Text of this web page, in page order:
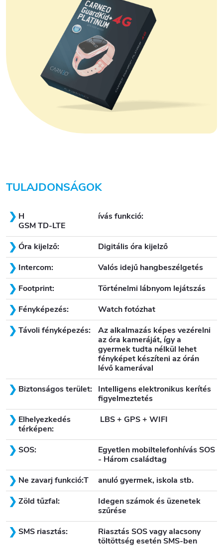
TULAJDONSÁGOK
H
ívás funkció:
GSM TD-LTE
Óra kijelző:
Digitális óra kijelző
Intercom:
Valós idejű hangbeszélgetés
Footprint:
Történelmi lábnyom lejátszás
Fényképezés:
Watch fotózhat
Távoli fényképezés:
Az alkalmazás képes vezérelni
az óra kameráját, így a
gyermek tudta nélkül lehet
fényképet készíteni az órán
lévő kamerával
Biztonságos terület: Intelligens elektronikus kerítés
figyelmeztetés
Elhelyezkedés
térképen:
LBS + GPS + WIFI
SOS:
Egyetlen mobiltelefonhívás SOS
- Három családtag
Ne zavarj funkció:T
anuló gyermek, iskola stb.
Zöld tűzfal:
Idegen számok és üzenetek
szűrése
SMS riasztás:
Riasztás SOS vagy alacsony
töltöttség esetén SMS-ben